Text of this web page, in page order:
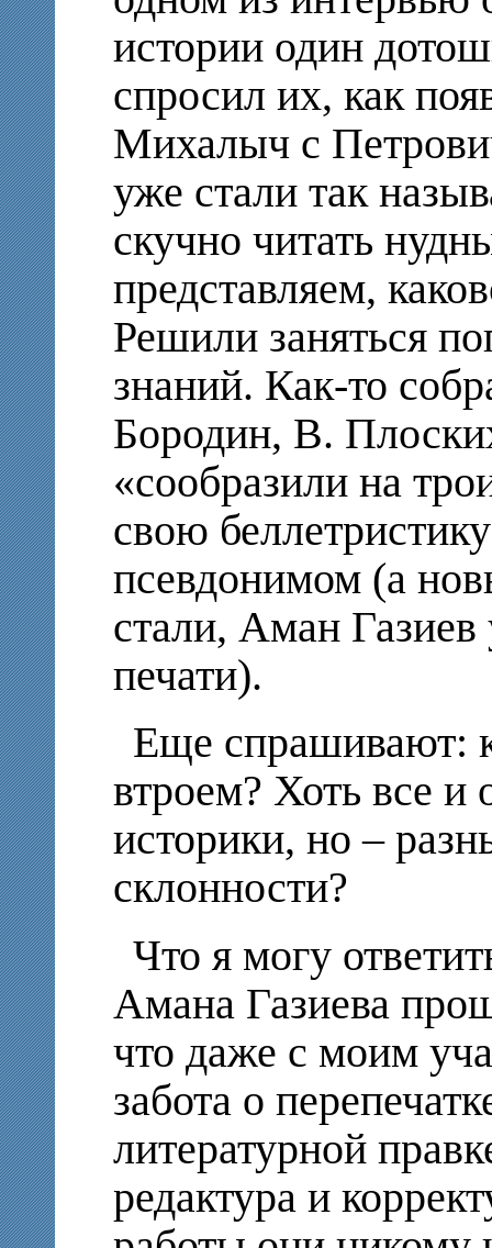
истории один
спросил их, как
Михалыч с
уже стали так
скучно читать
представляем,
Решили заняться
знаний. Как-то
Бородин, В.
«сообразили на
свою
псевдонимом (а
стали, Аман
печати).
Еще спрашивают:
втроем? Хоть все и
историки, но –
склонности?
Что я могу
Амана Газиева
что даже с моим
забота о
литературной
редактура и